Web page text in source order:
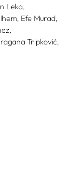
Leka,
Efe Murad,
Tripković,